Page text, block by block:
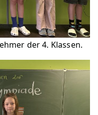
der 4. Klassen.